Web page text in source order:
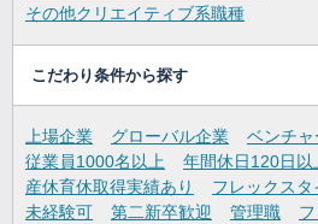
その他クリエイティブ系職種
こだわり条件から探す
上場企業 グローバル企業 ベンチ
従業員1000名以上
年間休日120日以
産休育休取得実績あり
フレックスタ
未経験可
第二新卒歓迎 管理職